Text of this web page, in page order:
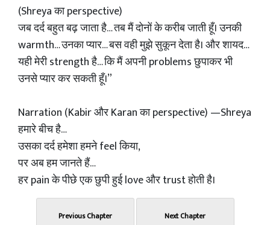
(Shreya का perspective)
जब दर्द बहुत बढ़ जाता है… तब मैं दोनों के करीब जाती हूँ। उनकी
warmth… उनका प्यार… बस वही मुझे सुकून देता है। और शायद…
यही मेरी strength है… कि मैं अपनी problems छुपाकर भी
उनसे प्यार कर सकती हूँ।”
Narration (Kabir और Karan का perspective) —Shreya
हमारे बीच है…
उसका दर्द हमेशा हमने feel किया,
पर अब हम जानते हैं…
हर pain के पीछे एक छुपी हुई love और trust होती है।
Previous Chapter Next Chapter